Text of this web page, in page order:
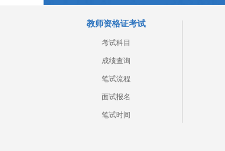
教师资格证考试
考试科目
成绩查询
笔试流程
面试报名
笔试时间